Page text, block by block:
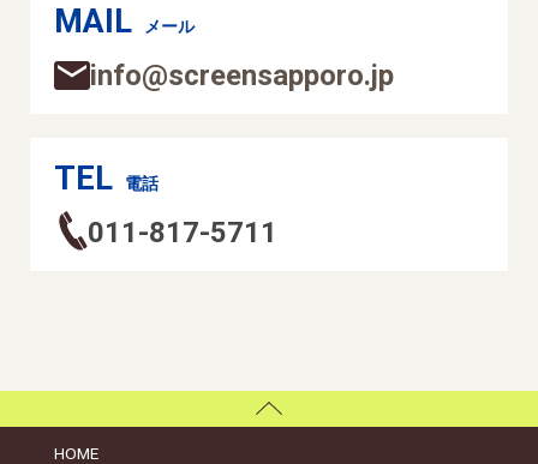
MAIL メール
info@screensapporo.jp
TEL 電話
011-817-5711
HOME